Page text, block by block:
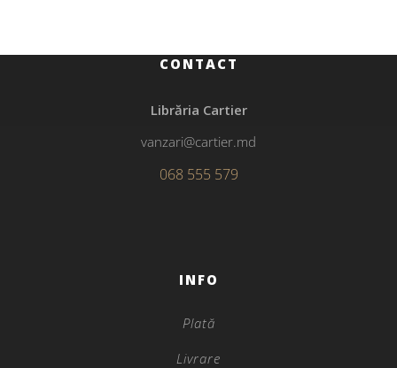
CONTACT
Librăria Cartier
vanzari@cartier.md
068 555 579
INFO
Plată
Livrare